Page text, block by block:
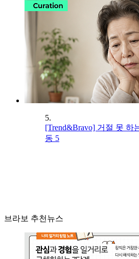
5.
[Trend&Bravo] 거절 못 하
동 5
브라보 추천뉴스